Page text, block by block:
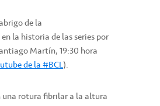
de la
la historia de las series por
Martín, 19:30 hora
de la #BCL).
una rotura fibrilar a la altura